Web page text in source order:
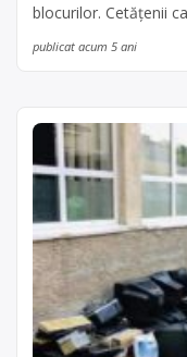
blocurilor. Cetățenii
publicat acum 5 ani